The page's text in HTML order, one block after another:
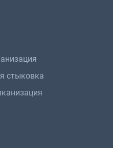
стыковка